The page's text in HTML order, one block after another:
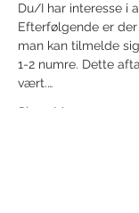
Du/I har interesse i
Efterfølgende er
man kan tilmelde
1-2 numre. Dette
vært.…
Show More